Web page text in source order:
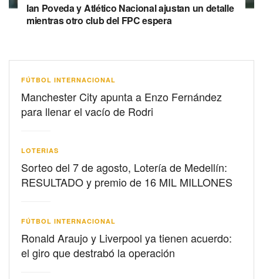
Ian Poveda y Atlético Nacional ajustan un detalle
mientras otro club del FPC espera
FÚTBOL INTERNACIONAL
Manchester City apunta a Enzo Fernández
para llenar el vacío de Rodri
LOTERIAS
Sorteo del 7 de agosto, Lotería de Medellín:
RESULTADO y premio de 16 MIL MILLONES
FÚTBOL INTERNACIONAL
Ronald Araujo y Liverpool ya tienen acuerdo:
el giro que destrabó la operación